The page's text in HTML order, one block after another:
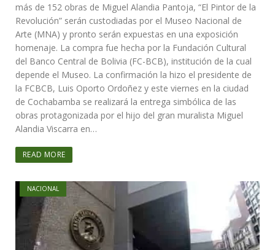
más de 152 obras de Miguel Alandia Pantoja, “El Pintor de la
Revolución” serán custodiadas por el Museo Nacional de
Arte (MNA) y pronto serán expuestas en una exposición
homenaje. La compra fue hecha por la Fundación Cultural
del Banco Central de Bolivia (FC-BCB), institución de la cual
depende el Museo. La confirmación la hizo el presidente de
la FCBCB, Luis Oporto Ordoñez y este viernes en la ciudad
de Cochabamba se realizará la entrega simbólica de las
obras protagonizada por el hijo del gran muralista Miguel
Alandia Viscarra en…
READ MORE
NACIONAL